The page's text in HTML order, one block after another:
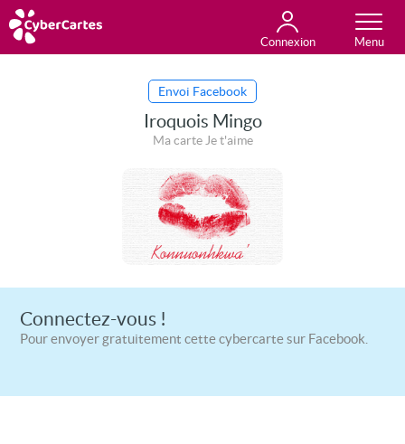
Connexion
Toutes les cartes
Envoi Facebook
Iroquois Mingo
Ma carte Je t'aime
Connectez-vous !
Pour envoyer gratuitement cette cybercarte sur Facebook.